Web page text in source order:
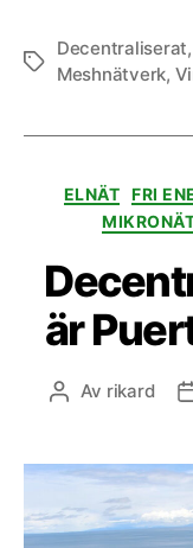
Etiketter
Decentraliserat,
Meshnätverk,
ELNÄT FRI
är
Av rikard